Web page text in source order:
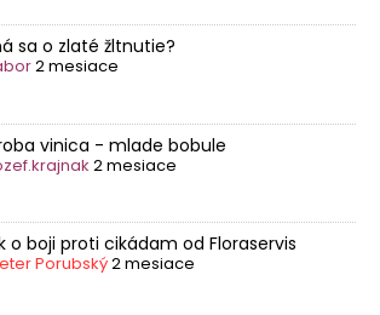
sa o zlaté žltnutie?
2 mesiace
vinica - mlade bobule
2 mesiace
o boji proti cikádam od Floraservis
Porubský2 mesiace